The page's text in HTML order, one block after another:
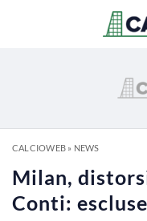
CALCIOWEB» NEWS
Milan,
Conti: